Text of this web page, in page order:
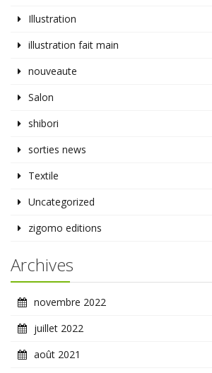
Illustration
illustration fait main
nouveaute
Salon
shibori
sorties news
Textile
Uncategorized
zigomo editions
Archives
novembre 2022
juillet 2022
août 2021